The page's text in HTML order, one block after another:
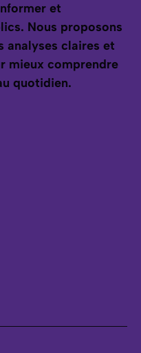
et
Nous proposons
analyses claires et
mieux comprendre
quotidien.